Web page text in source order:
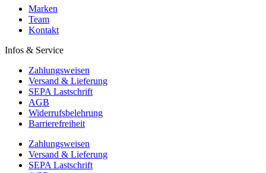
Marken
Team
Kontakt
Infos & Service
Zahlungsweisen
Versand & Lieferung
SEPA Lastschrift
AGB
Widerrufsbelehrung
Barrierefreiheit
Zahlungsweisen
Versand & Lieferung
SEPA Lastschrift